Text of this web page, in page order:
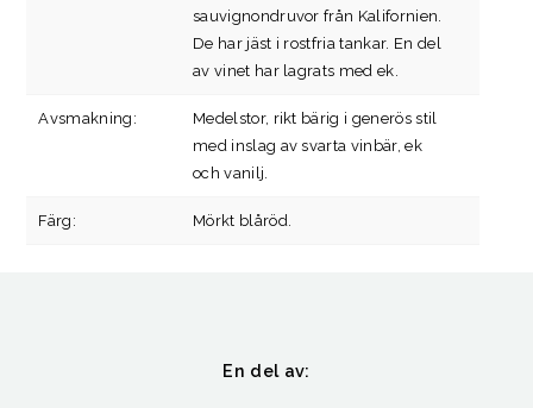
sauvignondruvor från Kalifornien.
De har jäst i rostfria tankar. En del
av vinet har lagrats med ek.
Avsmakning:
Medelstor, rikt bärig i generös stil
med inslag av svarta vinbär, ek
och vanilj.
Färg: Mörkt blåröd.
En del av: